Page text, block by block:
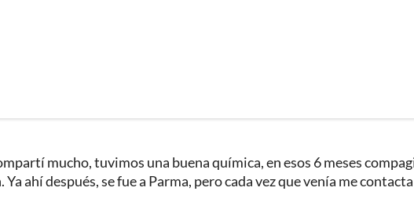
mucho, tuvimos una buena química, en esos 6 meses
ahí después, se fue a Parma, pero cada vez que venía me